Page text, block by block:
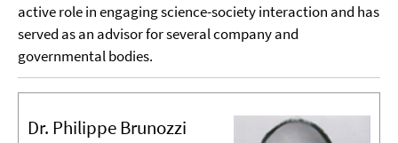
active role in engaging science-society interaction and has
served as an advisor for several company and
governmental bodies.
Dr. Philippe Brunozzi